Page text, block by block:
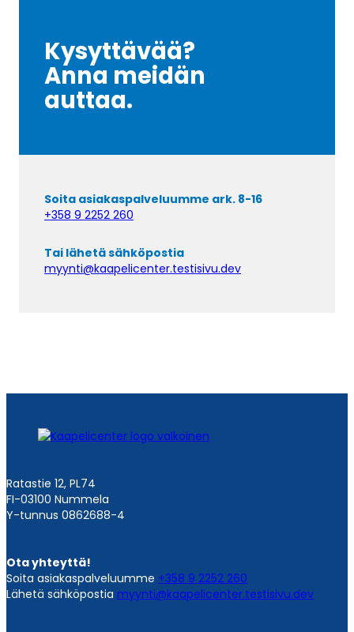
Kysyttävää?
Anna meidän
auttaa.
Soita asiakaspalveluumme ark. 8-16
+358 9 2252 260
Tai lähetä sähköpostia
myynti@kaapelicenter.testisivu.dev
Ratastie 12, PL74
FI-03100 Nummela
Y-tunnus 0862688-4
Ota yhteyttä!
Soita asiakaspalveluumme +358 9 2252 260
Lähetä sähköpostia myynti@kaapelicenter.testisivu.dev